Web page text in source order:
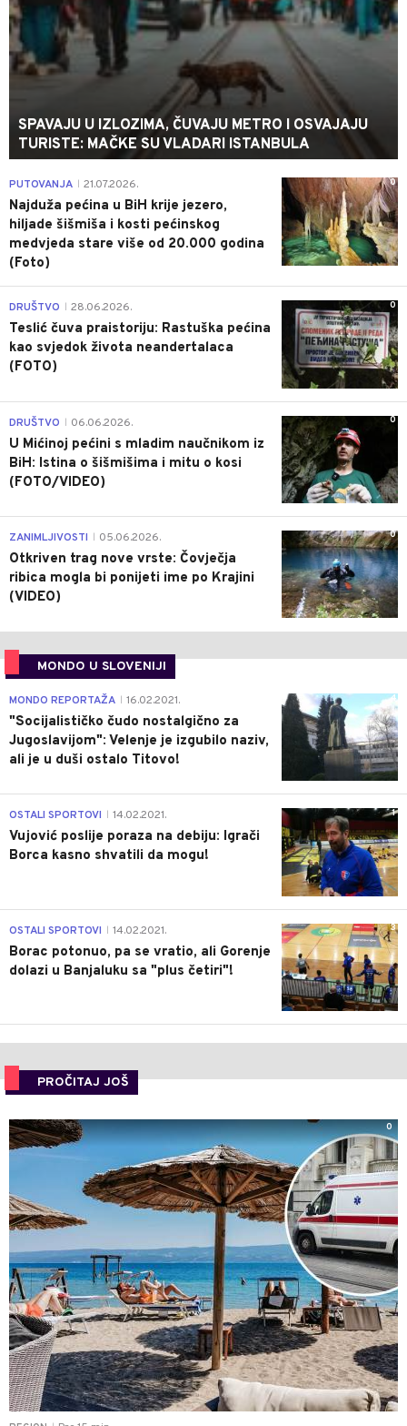
SPAVAJU U IZLOZIMA, ČUVAJU METRO I OSVAJAJU
TURISTE: MAČKE SU VLADARI ISTANBULA
0
PUTOVANJA 21.07.2026.
Najduža pećina u BiH krije jezero,
hiljade šišmiša i kosti pećinskog
medvjeda stare više od 20.000 godina
(Foto)
0
DRUŠTVO 28.06.2026.
Teslić čuva praistoriju: Rastuška pećina
kao svjedok života neandertalaca
(FOTO)
0
DRUŠTVO 06.06.2026.
U Mićinoj pećini s mladim naučnikom iz
BiH: Istina o šišmišima i mitu o kosi
(FOTO/VIDEO)
0
ZANIMLJIVOSTI 05.06.2026.
Otkriven trag nove vrste: Čovječja
ribica mogla bi ponijeti ime po Krajini
(VIDEO)
MONDO U SLOVENIJI
4
MONDO REPORTAŽA 16.02.2021.
"Socijalističko čudo nostalgično za
Jugoslavijom": Velenje je izgubilo naziv,
ali je u duši ostalo Titovo!
1
OSTALI SPORTOVI 14.02.2021.
Vujović poslije poraza na debiju: Igrači
Borca kasno shvatili da mogu!
3
OSTALI SPORTOVI 14.02.2021.
Borac potonuo, pa se vratio, ali Gorenje
dolazi u Banjaluku sa "plus četiri"!
PROČITAJ JOŠ
0